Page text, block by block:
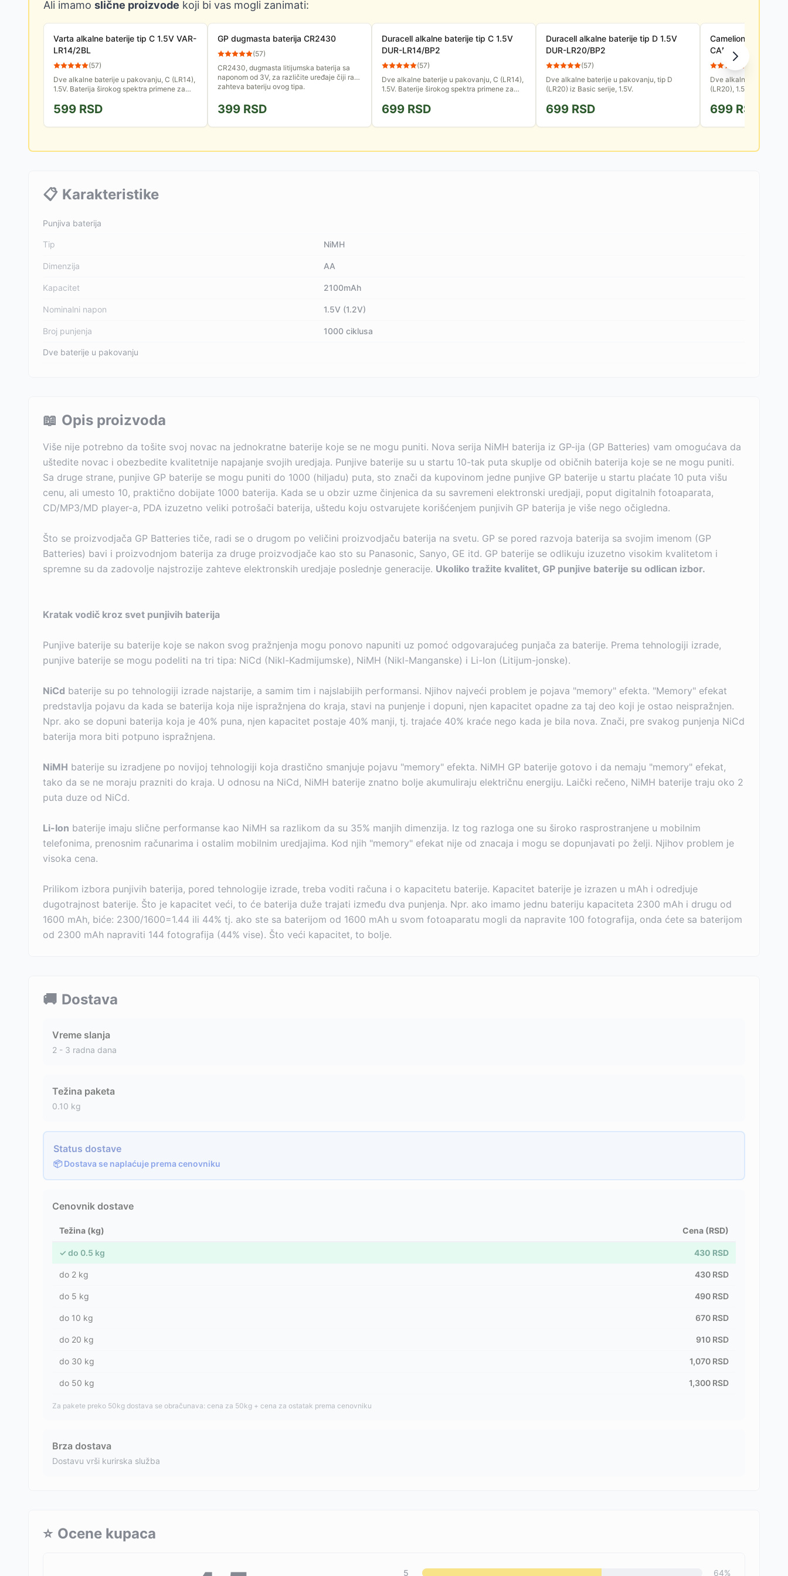
Ali imamo slične proizvode koji bi vas mogli zanimati:
Varta alkalne baterije tip C 1.5V VAR-
LR14/2BL
(57)
Dve alkalne baterije u pakovanju, C (LR14),
1.5V. Baterija širokog spektra primene za
Odlikuje je dug radni...
599 RSD
GP dugmasta baterija CR2430
(57)
CR2430, dugmasta litijumska baterija sa
naponom od 3V, za različite uređaje čiji rad
zahteva bateriju ovog tipa.
399 RSD
Duracell alkalne baterije tip C 1.5V
DUR-LR14/BP2
(57)
Dve alkalne baterije u pakovanju, C (LR14),
1.5V. Baterije širokog spektra primene za
Odlikuje ih dug radni...
699 RSD
Duracell alkalne baterije tip D 1.5V
DUR-LR20/BP2
(57)
Dve alkalne baterije u pakovanju, tip D
(LR20) iz Basic serije, 1.5V.
699 RSD
Camelion alkalne
CAM-LR20/BP2
(
Dve alkalne baterije u
(LR20), 1.5V. Baterije
satove... Odlikuje ih
699 RSD
📋 Karakteristike
Punjiva baterija
Tip NiMH
Dimenzija AA
Kapacitet 2100mAh
Nominalni napon 1.5V (1.2V)
Broj punjenja 1000 ciklusa
Dve baterije u pakovanju
📖 Opis proizvoda
Više nije potrebno da tošite svoj novac na jednokratne baterije koje se ne mogu puniti. Nova serija NiMH baterija iz GP-ija (GP Batteries) vam omogućava da
uštedite novac i obezbedite kvalitetnije napajanje svojih uredjaja. Punjive baterije su u startu 10-tak puta skuplje od običnih baterija koje se ne mogu puniti.
Sa druge strane, punjive GP baterije se mogu puniti do 1000 (hiljadu) puta, sto znači da kupovinom jedne punjive GP baterije u startu plaćate 10 puta višu
cenu, ali umesto 10, praktično dobijate 1000 baterija. Kada se u obzir uzme činjenica da su savremeni elektronski uredjaji, poput digitalnih fotoaparata,
CD/MP3/MD player-a, PDA izuzetno veliki potrošači baterija, uštedu koju ostvarujete korišćenjem punjivih GP baterija je više nego očigledna.
Što se proizvodjača GP Batteries tiče, radi se o drugom po veličini proizvodjaču baterija na svetu. GP se pored razvoja baterija sa svojim imenom (GP
Batteries) bavi i proizvodnjom baterija za druge proizvodjače kao sto su Panasonic, Sanyo, GE itd. GP baterije se odlikuju izuzetno visokim kvalitetom i
spremne su da zadovolje najstrozije zahteve elektronskih uredjaje poslednje generacije. Ukoliko tražite kvalitet, GP punjive baterije su odlican izbor.
Kratak vodič kroz svet punjivih baterija
Punjive baterije su baterije koje se nakon svog pražnjenja mogu ponovo napuniti uz pomoć odgovarajućeg punjača za baterije. Prema tehnologiji izrade,
punjive baterije se mogu podeliti na tri tipa: NiCd (Nikl-Kadmijumske), NiMH (Nikl-Manganske) i Li-Ion (Litijum-jonske).
NiCd baterije su po tehnologiji izrade najstarije, a samim tim i najslabijih performansi. Njihov najveći problem je pojava "memory" efekta. "Memory" efekat
predstavlja pojavu da kada se baterija koja nije ispražnjena do kraja, stavi na punjenje i dopuni, njen kapacitet opadne za taj deo koji je ostao neispražnjen.
Npr. ako se dopuni baterija koja je 40% puna, njen kapacitet postaje 40% manji, tj. trajaće 40% kraće nego kada je bila nova. Znači, pre svakog punjenja NiCd
baterija mora biti potpuno ispražnjena.
NiMH baterije su izradjene po novijoj tehnologiji koja drastično smanjuje pojavu "memory" efekta. NiMH GP baterije gotovo i da nemaju "memory" efekat,
tako da se ne moraju prazniti do kraja. U odnosu na NiCd, NiMH baterije znatno bolje akumuliraju električnu energiju. Laički rečeno, NiMH baterije traju oko 2
puta duze od NiCd.
Li-Ion baterije imaju slične performanse kao NiMH sa razlikom da su 35% manjih dimenzija. Iz tog razloga one su široko rasprostranjene u mobilnim
telefonima, prenosnim računarima i ostalim mobilnim uredjajima. Kod njih "memory" efekat nije od znacaja i mogu se dopunjavati po želji. Njihov problem je
visoka cena.
Prilikom izbora punjivih baterija, pored tehnologije izrade, treba voditi računa i o kapacitetu baterije. Kapacitet baterije je izrazen u mAh i odredjuje
dugotrajnost baterije. Što je kapacitet veći, to će baterija duže trajati između dva punjenja. Npr. ako imamo jednu bateriju kapaciteta 2300 mAh i drugu od
1600 mAh, biće: 2300/1600=1.44 ili 44% tj. ako ste sa baterijom od 1600 mAh u svom fotoaparatu mogli da napravite 100 fotografija, onda ćete sa baterijom
od 2300 mAh napraviti 144 fotografija (44% vise). Što veći kapacitet, to bolje.
🚚 Dostava
Vreme slanja
2 - 3 radna dana
Težina paketa
0.10 kg
Status dostave
📦 Dostava se naplaćuje prema cenovniku
Cenovnik dostave
Težina (kg) Cena (RSD)
✓ do 0.5 kg 430 RSD
do 2 kg 430 RSD
do 5 kg 490 RSD
do 10 kg 670 RSD
do 20 kg 910 RSD
do 30 kg 1,070 RSD
do 50 kg 1,300 RSD
Za pakete preko 50kg dostava se obračunava: cena za 50kg + cena za ostatak prema cenovniku
Brza dostava
Dostavu vrši kurirska služba
⭐ Ocene kupaca
5 64%